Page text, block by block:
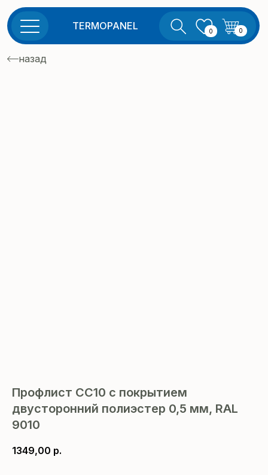
0
TERMOPANEL
назад
Профлист СС10 с покрытием
двусторонний полиэстер 0,5 мм, RAL
9010
1349,00 р.